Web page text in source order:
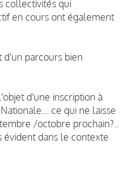
collectivités qui
en cours ont également
d'un parcours bien
d'une inscription à
ce qui ne laisse
/octobre prochain?..
évident dans le contexte